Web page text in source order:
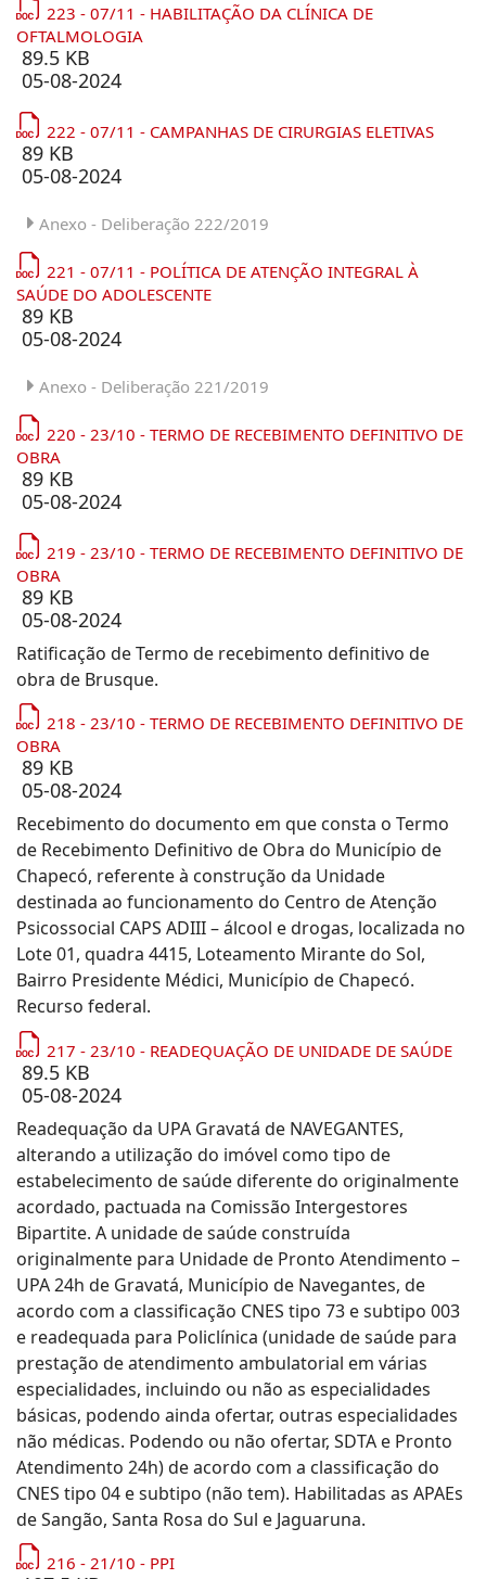
223 - 07/11 - HABILITAÇÃO DA CLÍNICA DE
OFTALMOLOGIA
89.5 KB
05-08-2024
222 - 07/11 - CAMPANHAS DE CIRURGIAS ELETIVAS
89 KB
05-08-2024
Anexo - Deliberação 222/2019
221 - 07/11 - POLÍTICA DE ATENÇÃO INTEGRAL À
SAÚDE DO ADOLESCENTE
89 KB
05-08-2024
Anexo - Deliberação 221/2019
220 - 23/10 - TERMO DE RECEBIMENTO DEFINITIVO DE
OBRA
89 KB
05-08-2024
219 - 23/10 - TERMO DE RECEBIMENTO DEFINITIVO DE
OBRA
89 KB
05-08-2024
Ratificação de Termo de recebimento definitivo de
obra de Brusque.
218 - 23/10 - TERMO DE RECEBIMENTO DEFINITIVO DE
OBRA
89 KB
05-08-2024
Recebimento do documento em que consta o Termo
de Recebimento Definitivo de Obra do Município de
Chapecó, referente à construção da Unidade
destinada ao funcionamento do Centro de Atenção
Psicossocial CAPS ADIII – álcool e drogas, localizada no
Lote 01, quadra 4415, Loteamento Mirante do Sol,
Bairro Presidente Médici, Município de Chapecó.
Recurso federal.
217 - 23/10 - READEQUAÇÃO DE UNIDADE DE SAÚDE
89.5 KB
05-08-2024
Readequação da UPA Gravatá de NAVEGANTES,
alterando a utilização do imóvel como tipo de
estabelecimento de saúde diferente do originalmente
acordado, pactuada na Comissão Intergestores
Bipartite. A unidade de saúde construída
originalmente para Unidade de Pronto Atendimento –
UPA 24h de Gravatá, Município de Navegantes, de
acordo com a classificação CNES tipo 73 e subtipo 003
e readequada para Policlínica (unidade de saúde para
prestação de atendimento ambulatorial em várias
especialidades, incluindo ou não as especialidades
básicas, podendo ainda ofertar, outras especialidades
não médicas. Podendo ou não ofertar, SDTA e Pronto
Atendimento 24h) de acordo com a classificação do
CNES tipo 04 e subtipo (não tem). Habilitadas as APAEs
de Sangão, Santa Rosa do Sul e Jaguaruna.
216 - 21/10 - PPI